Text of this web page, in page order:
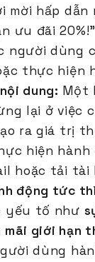
mời hấp dẫn
ưu đãi
người dùng
thực hiện
dung: Một
lại ở việc
ra giá trị
hiện hành
hoặc tải tài
động tức
yếu tố như
mãi giới hạn
dùng